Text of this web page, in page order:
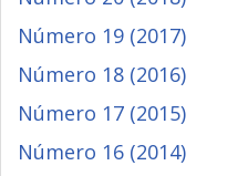
Número 19 (2017)
Número 18 (2016)
Número 17 (2015)
Número 16 (2014)